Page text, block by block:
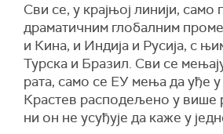
Сви се, у крајњој линији, само
драматичним глобалним
и Кина, и Индија и Русија, с
Турска и Бразил. Сви се
рата, само се ЕУ мења да уђе у
Крастев расподељено у више
ни он не усуђује да каже у